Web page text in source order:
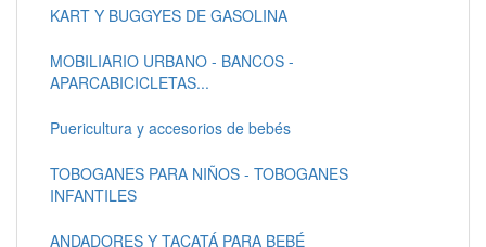
KART Y BUGGYES DE GASOLINA
MOBILIARIO URBANO - BANCOS -
APARCABICICLETAS...
Puericultura y accesorios de bebés
TOBOGANES PARA NIÑOS - TOBOGANES
INFANTILES
ANDADORES Y TACATÁ PARA BEBÉ